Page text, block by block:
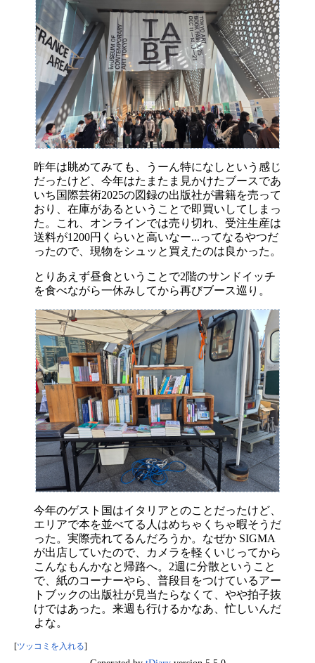
昨年は眺めてみても、うーん特になしという感じ
だったけど、今年はたまたま見かけたブースであ
いち国際芸術2025の図録の出版社が書籍を売って
おり、在庫があるということで即買いしてしまっ
た。これ、オンラインでは売り切れ、受注生産は
送料が1200円くらいと高いなー...ってなるやつだ
ったので、現物をシュッと買えたのは良かった。
とりあえず昼食ということで2階のサンドイッチ
を食べながら一休みしてから再びブース巡り。
今年のゲスト国はイタリアとのことだったけど、
エリアで本を並べてる人はめちゃくちゃ暇そうだ
った。実際売れてるんだろうか。なぜか SIGMA
が出店していたので、カメラを軽くいじってから
こんなもんかなと帰路へ。2週に分散ということ
で、紙のコーナーやら、普段目をつけているアー
トブックの出版社が見当たらなくて、やや拍子抜
けではあった。来週も行けるかなあ、忙しいんだ
よな。
ツッコミを入れる